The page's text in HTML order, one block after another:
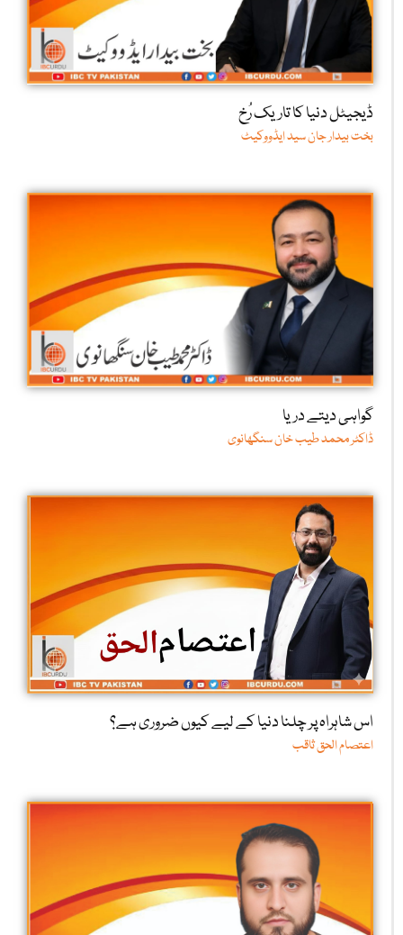
ڈیجیٹل دنیا کا تاریک رُخ
بخت بیدار جان سید ایڈووکیٹ
گواہی دیتے دریا
ڈاکٹر محمد طیب خان سنگھانوی
اس شاہراہ پر چلنا دنیا کے لیے کیوں ضروری ہے؟
اعتصام الحق ثاقب